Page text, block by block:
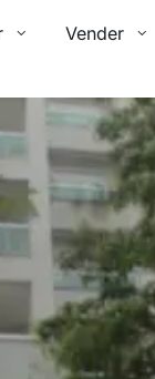
Vender